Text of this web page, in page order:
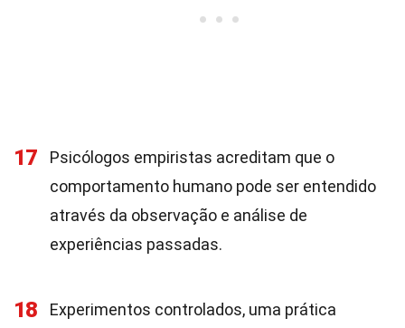
17
Psicólogos empiristas acreditam que o
comportamento humano pode ser entendido
através da observação e análise de
experiências passadas.
18
Experimentos controlados, uma prática